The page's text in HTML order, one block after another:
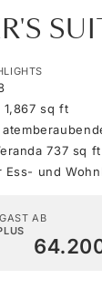
1,867 sq ft
737 sq ft
Ess- und
AB